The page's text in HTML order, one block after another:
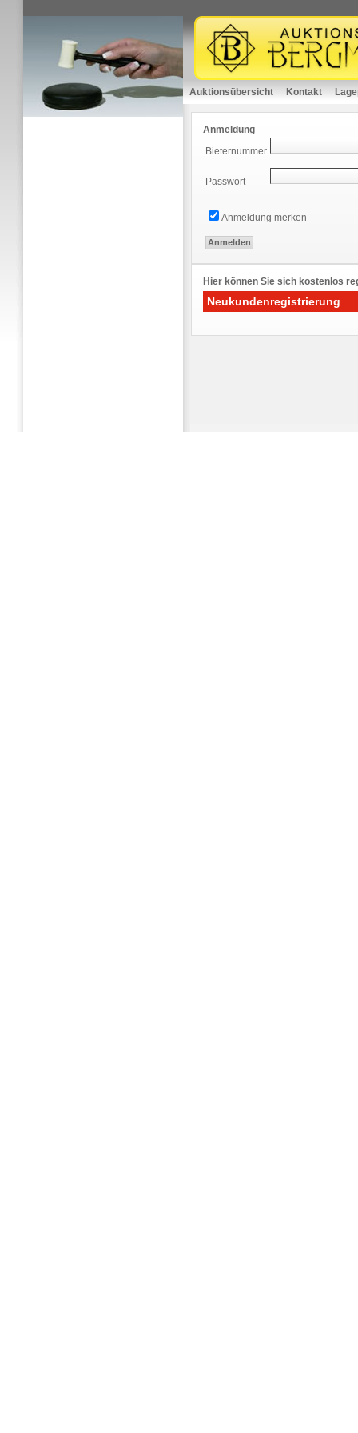
Auktionsübersicht Kontakt
Anmeldung
Bieternummer
Passwort
Anmeldung merken
Hier können Sie sich kostenlos
Neukundenregistrierung